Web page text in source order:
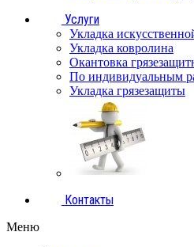
Услуги
Укладка
Укладка ковролина
Окантовка
По индивидуальным
Укладка грязезащиты
Контакты
Меню